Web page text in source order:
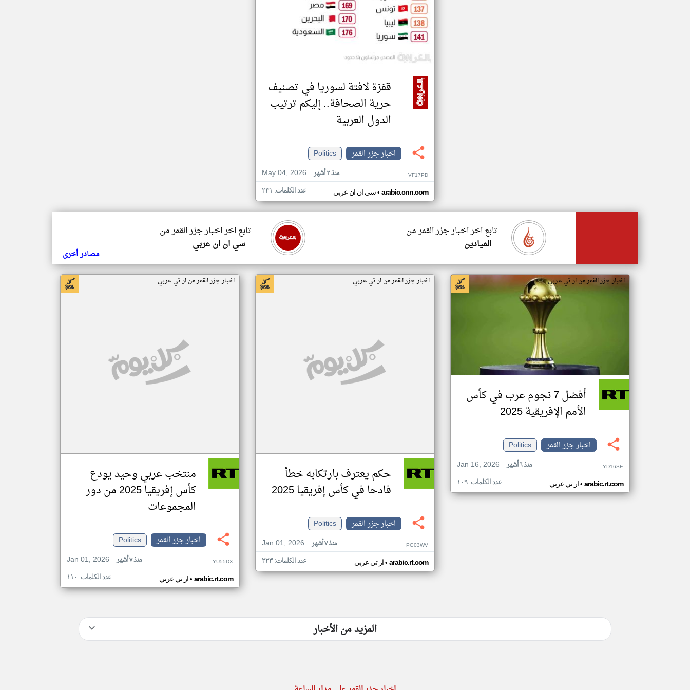
قفزة لافتة لسوريا في تصنيف
حرية الصحافة.. إليكم ترتيب
الدول العربية
اخبار جزر القمر
Politics
May 04, 2026
منذ ٣ أشهر VF17PD
سي ان ان عربي• arabic.cnn.com عدد الكلمات: ٢٣١
تابع اخر اخبار جزر القمر من
سي ان ان عربي
تابع اخر اخبار جزر القمر من
الميادين
مصادر أخرى
اخبار جزر القمر من ار تي عربي
أفضل 7 نجوم عرب في كأس
الأمم الإفريقية 2025
اخبار جزر القمر
Politics
Jan 16, 2026
منذ ٦ أشهر YD16SE
ار تي عربي• arabic.rt.com عدد الكلمات: ١٠٩
اخبار جزر القمر من ار تي عربي
حكم يعترف بارتكابه خطأ
فادحا في كأس إفريقيا 2025
اخبار جزر القمر
Politics
Jan 01, 2026
منذ ٧ أشهر PG03WV
ار تي عربي• arabic.rt.com عدد الكلمات: ٢٢٣
اخبار جزر القمر من ار تي عربي
منتخب عربي وحيد يودع
كأس إفريقيا 2025 من دور
المجموعات
اخبار جزر القمر
Politics
Jan 01, 2026
منذ ٧ أشهر YU55DX
ار تي عربي• arabic.rt.com عدد الكلمات: ١١٠
المزيد من الأخبار